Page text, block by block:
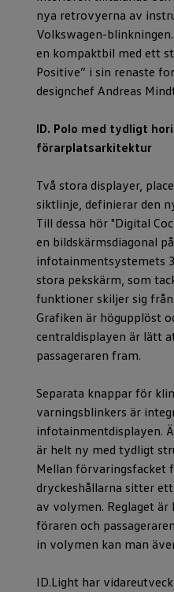
nya retrovyerna av
Volkswagen-
en kompaktbil med ett
Positive” i sin renaste
designchef Andreas
ID. Polo med tydligt
förarplatsarkitektur
Två stora displayer,
siktlinje, definierar den
Till dessa hör "Digital
en bildskärmsdiagonal
infotainmentsystemets
stora pekskärm, som
funktioner skiljer sig
Grafiken är högupplöst
centraldisplayen är lätt
passageraren fram.
Separata knappar för
varningsblinkers är
infotainmentdisplayen.
är helt ny med tydligt
Mellan förvaringsfacket
dryckeshållarna sitter
av volymen. Reglaget
föraren och
in volymen kan man
ID.Light har